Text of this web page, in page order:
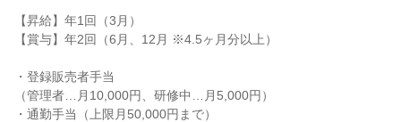
【昇給】年1回（3月）
【賞与】年2回（6月、12月 ※4.5ヶ月分以上）
・登録販売者手当
（管理者…月10,000円、研修中…月5,000円）
・通勤手当（上限月50,000円まで）